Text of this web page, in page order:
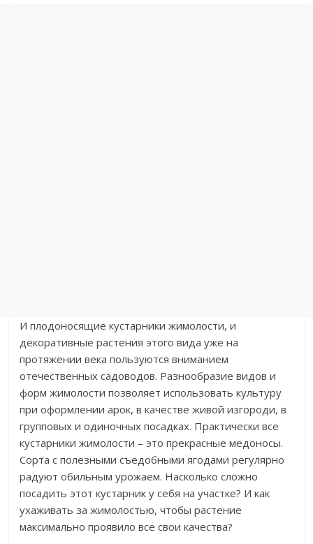
​И плодоносящие кустарники жимолости, и
декоративные растения этого вида уже на
протяжении века пользуются вниманием
отечественных садоводов. Разнообразие видов и
форм жимолости позволяет использовать культуру
при оформлении арок, в качестве живой изгороди, в
групповых и одиночных посадках. Практически все
кустарники жимолости – это прекрасные медоносы.
Сорта с полезными съедобными ягодами регулярно
радуют обильным урожаем. Насколько сложно
посадить этот кустарник у себя на участке? И как
ухаживать за жимолостью, чтобы растение
максимально проявило все свои качества?​